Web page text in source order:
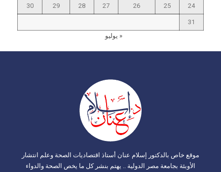
24
25
26
27
28
29
30
31
« يوليو
موقع خاص بالدكتور إسلام عنان أستاذ اقتصاديات الصحة وعلم انتشار
الأوبئة بجامعة مصر الدولية .. يهتم بنشر كل ما يخص الصحة والدواء